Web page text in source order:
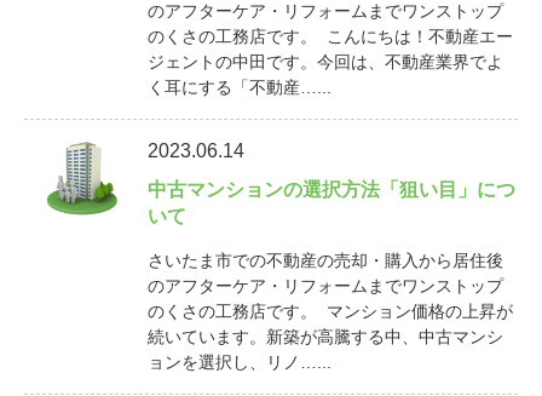
のアフターケア・リフォームまでワンストップ
のくさの工務店です。 こんにちは！不動産エー
ジェントの中田です。今回は、不動産業界でよ
く耳にする「不動産…...
2023.06.14
中古マンションの選択方法「狙い目」につ
いて
さいたま市での不動産の売却・購入から居住後
のアフターケア・リフォームまでワンストップ
のくさの工務店です。 マンション価格の上昇が
続いています。新築が高騰する中、中古マンシ
ョンを選択し、リノ…...